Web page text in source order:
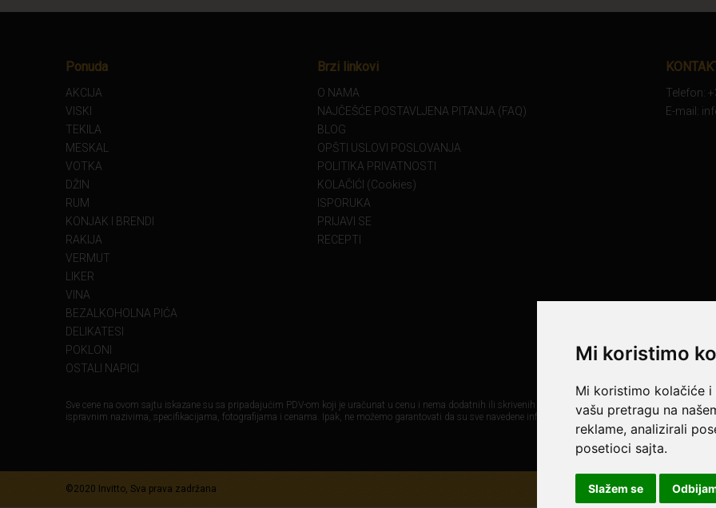
Mi koristimo
Mi koristimo kolačiće
vašu pretragu na
reklame, analizirali
posetioci sajta.
Slažem se
Ponuda
AKCIJA
VISKI
TEKILA
MESKAL
VOTKA
DŽIN
RUM
KONJAK I BRENDI
RAKIJA
VERMUT
LIKER
VINA
BEZALKOHOLNA PIĆA
DELIKATESI
POKLONI
OSTALI NAPICI
Brzi linkovi
O NAMA
NAJČEŠĆE POSTAVLJENA PITANJA (FAQ)
BLOG
OPŠTI USLOVI POSLOVANJA
POLITIKA PRIVATNOSTI
KOLAČIĆI (Cookies)
ISPORUKA
PRIJAVI SE
RECEPTI
Telefon:
E-mail:
Sve cene na ovom sajtu iskazane su sa pripadajućim PDV-om koji je uračunat u cenu i nema dodatnih ili skrivenih troškova. Mi maksimalno koristimo sve
ispravnim nazivima, specifikacijama, fotografijama i cenama. Ipak, ne možemo garantovati da su sve navedene informacije i fotografije proizvoda na ovom
©2020 Invitto, Sva prava zadržana